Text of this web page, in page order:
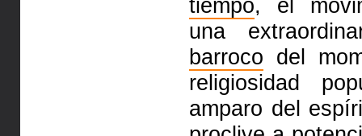
tiempo, el
una
barroco del
religiosidad
amparo del